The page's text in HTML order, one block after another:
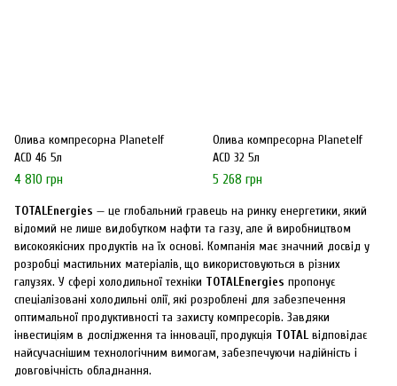
Олива компресорна Planetelf
ACD 46 5л
4 810 грн
Олива компресорна Planetelf
ACD 32 5л
5 268 грн
TOTALEnergies — це глобальний гравець на ринку енергетики, який
відомий не лише видобутком нафти та газу, але й виробництвом
високоякісних продуктів на їх основі. Компанія має значний досвід у
розробці мастильних матеріалів, що використовуються в різних
галузях. У сфері холодильної техніки TOTALEnergies пропонує
спеціалізовані холодильні олії, які розроблені для забезпечення
оптимальної продуктивності та захисту компресорів. Завдяки
інвестиціям в дослідження та інновації, продукція TOTALвідповідає
найсучаснішим технологічним вимогам, забезпечуючи надійність і
довговічність обладнання.